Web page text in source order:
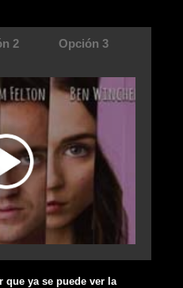
2 Opción 3
que ya se puede ver la